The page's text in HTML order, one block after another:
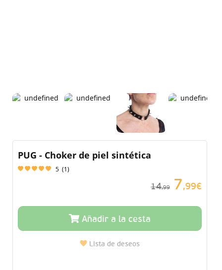
PUG - Choker de piel sintética
5 (1)
14,99 7,99€
Añadir a la cesta
Lista de deseos